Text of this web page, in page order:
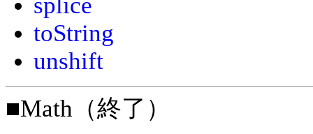
toString
unshift
■Math（終了）